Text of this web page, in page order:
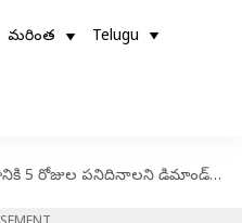
మరింత Telugu
పనిదినాలని డిమాండ్ కు అంగీకరించిన ఇండియన్ బ్యాంక్స్ అసోసియేషన్